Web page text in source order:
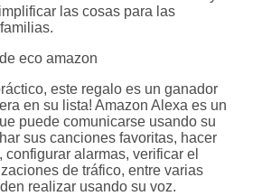
las cosas para las
eco amazon
este regalo es un ganador
en su lista! Amazon Alexa es un
puede comunicarse usando su
sus canciones favoritas, hacer
configurar alarmas, verificar el
de tráfico, entre varias
realizar usando su voz.